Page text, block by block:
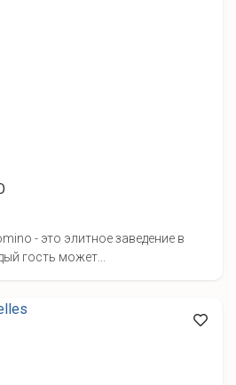
- это элитное заведение в
гость может...